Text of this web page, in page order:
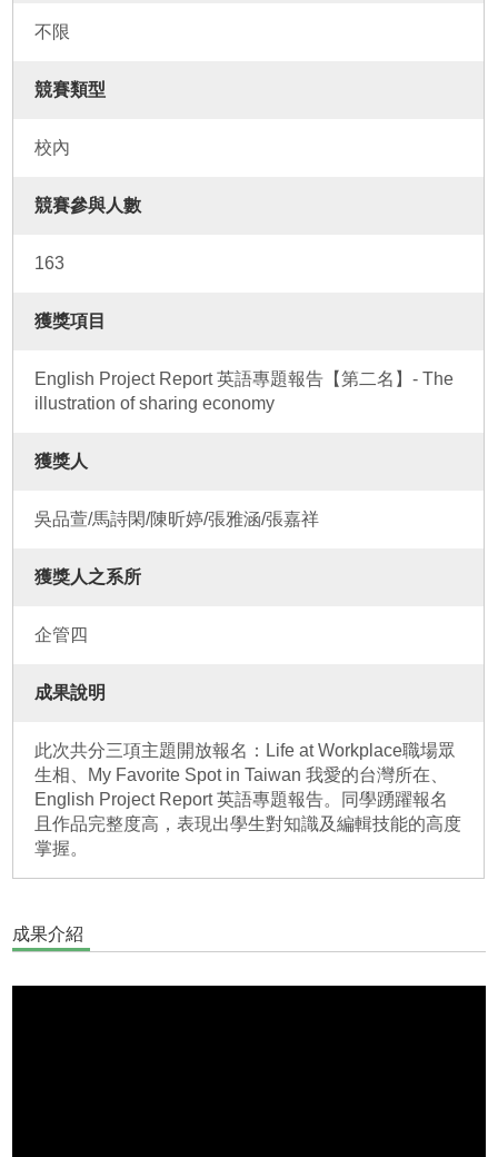
不限
競賽類型
校內
競賽參與人數
163
獲獎項目
English Project Report 英語專題報告【第二名】- The
illustration of sharing economy
獲獎人
吳品萱/馬詩閑/陳昕婷/張雅涵/張嘉祥
獲獎人之系所
企管四
成果說明
此次共分三項主題開放報名：Life at Workplace職場眾
生相、My Favorite Spot in Taiwan 我愛的台灣所在、
English Project Report 英語專題報告。同學踴躍報名
且作品完整度高，表現出學生對知識及編輯技能的高度
掌握。
成果介紹